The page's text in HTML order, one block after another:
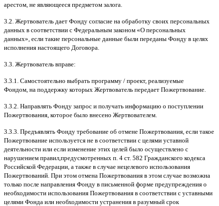
арестом не являющееся предметом залога
3.2. Жертвователь дает Фонду согласие на обработку своих персональных
данных в соответствии с Федеральным законом «О персональных
данных», если такие персональные данные были переданы Фонду в целях
исполнения настоящего Договора
3.3. Жертвователь вправе:
3.3.1. Самостоятельно выбрать программу / проект, реализуемые
Фондом на поддержку которых Жертвователь передает Пожертвование
3.3.2. Направлять Фонду запрос и получать информацию о поступлении
Пожертвования которое было внесено Жертвователем
3.3.3. Предъявлять Фонду требование об отмене Пожертвования если такое
Пожертвование используется не в соответствии с целями уставной
деятельности или если изменение этих целей было осуществлено с
нарушением правил предусмотренных п . 4 ст. 582 Гражданского кодекса
Российской Федерации а также в случае нецелевого использования
Пожертвований При этом отмена Пожертвования в этом случае возможна
только после направления Фонду в письменной форме предупреждения о
необходимости использования Пожертвования в соответствии с уставными
целями Фонда или необходимости устранения в разумный срок